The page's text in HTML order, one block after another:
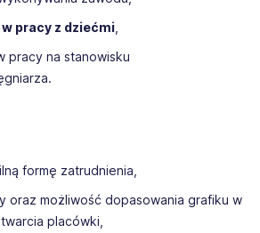
pracy z dziećmi,
pracy na stanowisku
formę zatrudnienia,
oraz możliwość dopasowania grafiku w
placówki,